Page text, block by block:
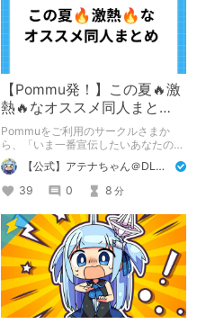
【Pommu発！】この夏🔥激
熱🔥なオススメ同人まと
め！ その1
Pommuをご利用のサークルさまか
ら、「いま一番宣伝したいあなたの
DLsite作品」を募りました！ この夏
🔥激熱🔥な作品ばかり！あなたがまだ
出会っていない、運命の作品が見つか
るかも！
【公式】アテナちゃん＠DLチャンネル
39
0 8 分